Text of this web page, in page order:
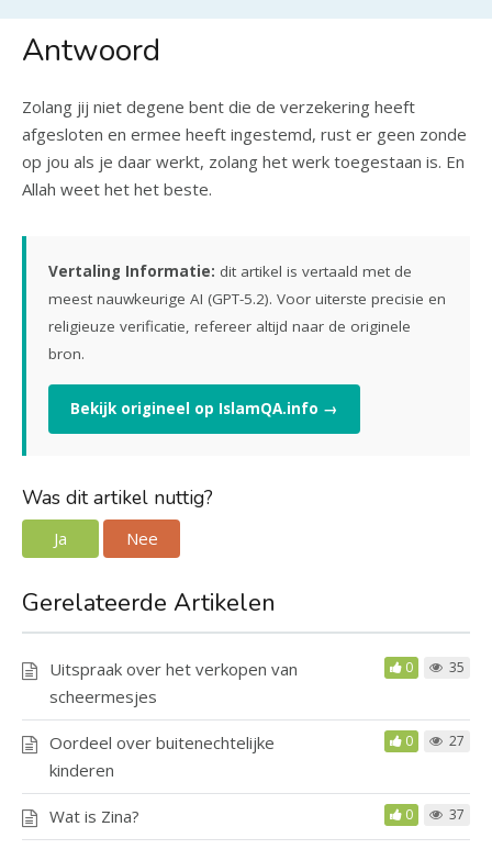
Antwoord
Zolang jij niet degene bent die de verzekering heeft
afgesloten en ermee heeft ingestemd, rust er geen zonde
op jou als je daar werkt, zolang het werk toegestaan is. En
Allah weet het het beste.
Vertaling Informatie: dit artikel is vertaald met de
meest nauwkeurige AI (GPT-5.2). Voor uiterste precisie en
religieuze verificatie, refereer altijd naar de originele
bron.
Bekijk origineel op IslamQA.info →
Was dit artikel nuttig?
Ja Nee
Gerelateerde Artikelen
Uitspraak over het verkopen van
scheermesjes
0 35
Oordeel over buitenechtelijke
kinderen
0 27
Wat is Zina? 0 37